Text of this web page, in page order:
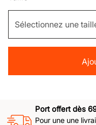
Port offert dès
Pour une une